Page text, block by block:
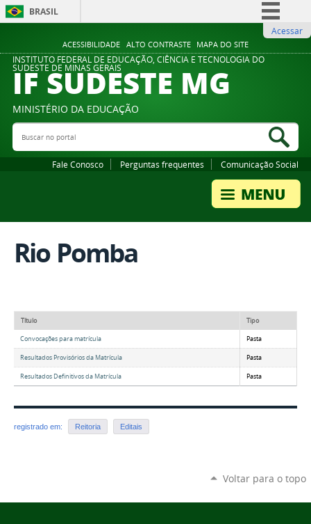
ACESSIBILIDADE ALTO CONTRASTE MAPA DO SITE
BRASIL
Comunica BR
Participe
Legislação
Acessar
INSTITUTO FEDERAL DE EDUCAÇÃO, CIÊNCIA E TECNOLOGIA DO
SUDESTE DE MINAS GERAIS
IF SUDESTE MG
MINISTÉRIO DA EDUCAÇÃO
Buscar no portal
Fale Conosco Perguntas frequentes Comunicação Social
Rio Pomba
Título Tipo
Convocações para matrícula Pasta
Resultados Provisórios da Matrícula Pasta
Resultados Definitivos da Matrícula Pasta
registrado em: Reitoria Editais
Voltar para o topo